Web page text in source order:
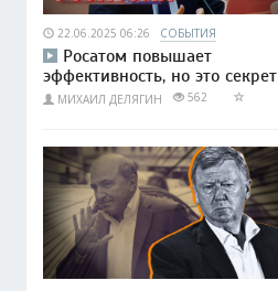
22.06.2025 06:26 СОБЫТИЯ
Росатом повышает
эффективность, но это секрет
МИХАИЛ ДЕЛЯГИН 562